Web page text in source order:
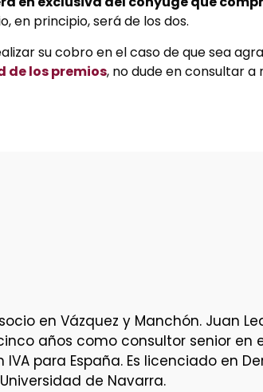
en principio, será de los dos.
su cobro en el caso de que sea
de los premios, no dude en consultar a
en Vázquez y Manchón. Juan
años como consultor senior en
para España. Es licenciado en
de Navarra.